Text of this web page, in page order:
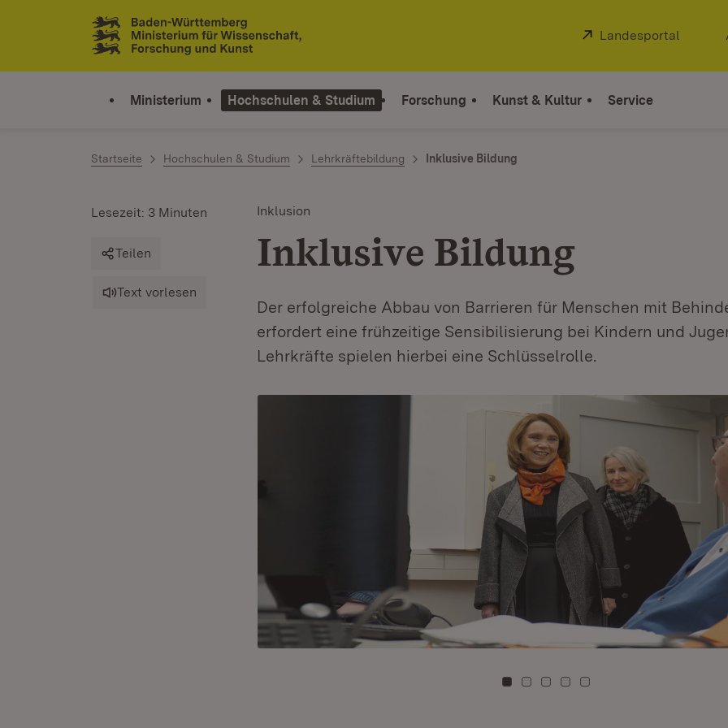
Zum Inhalt springen
Link zur Startseite
Extern:
Landesportal
Ministerium Hochschulen & Studium Forschung Kunst & Kultur Service
Startseite Hochschulen & Studium Lehrkräftebildung Inklusive Bildung
Inklusion
Inklusive Bildung
Der erfolgreiche Abbau von Barrieren für Menschen mit
erfordert eine frühzeitige Sensibilisierung bei Kindern und
Lehrkräfte spielen hierbei eine Schlüsselrolle.
Lesezeit: 3 Minuten
Teilen
Text vorlesen
Zu Kachel: 0
Zu Kachel: 1
Zu Kachel: 2
Zu Kachel: 3
Zu Kachel: 4